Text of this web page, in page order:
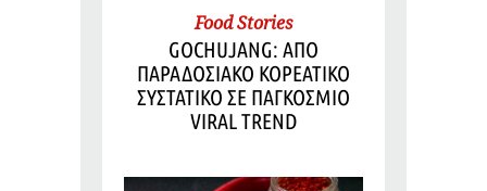
Food Stories
GOCHUJANG: ΑΠΟ
ΠΑΡΑΔΟΣΙΑΚΟ ΚΟΡΕΑΤΙΚΟ
ΣΥΣΤΑΤΙΚΟ ΣΕ ΠΑΓΚΟΣΜΙΟ
VIRAL TREND